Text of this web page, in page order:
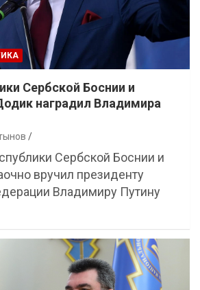
Сербской Боснии и
наградил Владимира
Сербской Боснии и
вручил президенту
Владимиру Путину